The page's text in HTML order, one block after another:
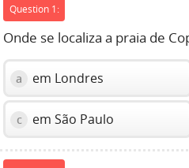
Question 1:
Onde se localiza a praia de
a em Londres
c em São Paulo